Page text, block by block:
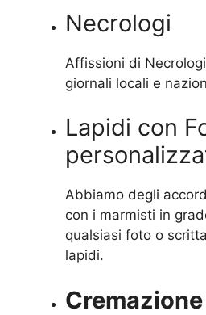
Necrologi
Affissioni di
giornali locali e
Lapidi con
Abbiamo degli
con i marmisti in
qualsiasi foto o
lapidi.
Cremazione